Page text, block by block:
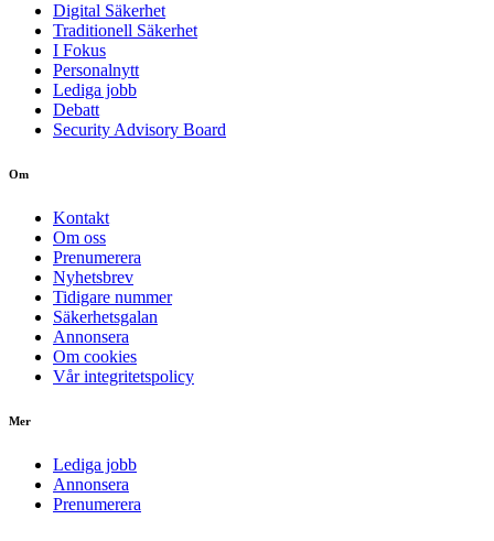
Digital Säkerhet
Traditionell Säkerhet
I Fokus
Personalnytt
Lediga jobb
Debatt
Security Advisory Board
Om
Kontakt
Om oss
Prenumerera
Nyhetsbrev
Tidigare nummer
Säkerhetsgalan
Annonsera
Om cookies
Vår integritetspolicy
Mer
Lediga jobb
Annonsera
Prenumerera